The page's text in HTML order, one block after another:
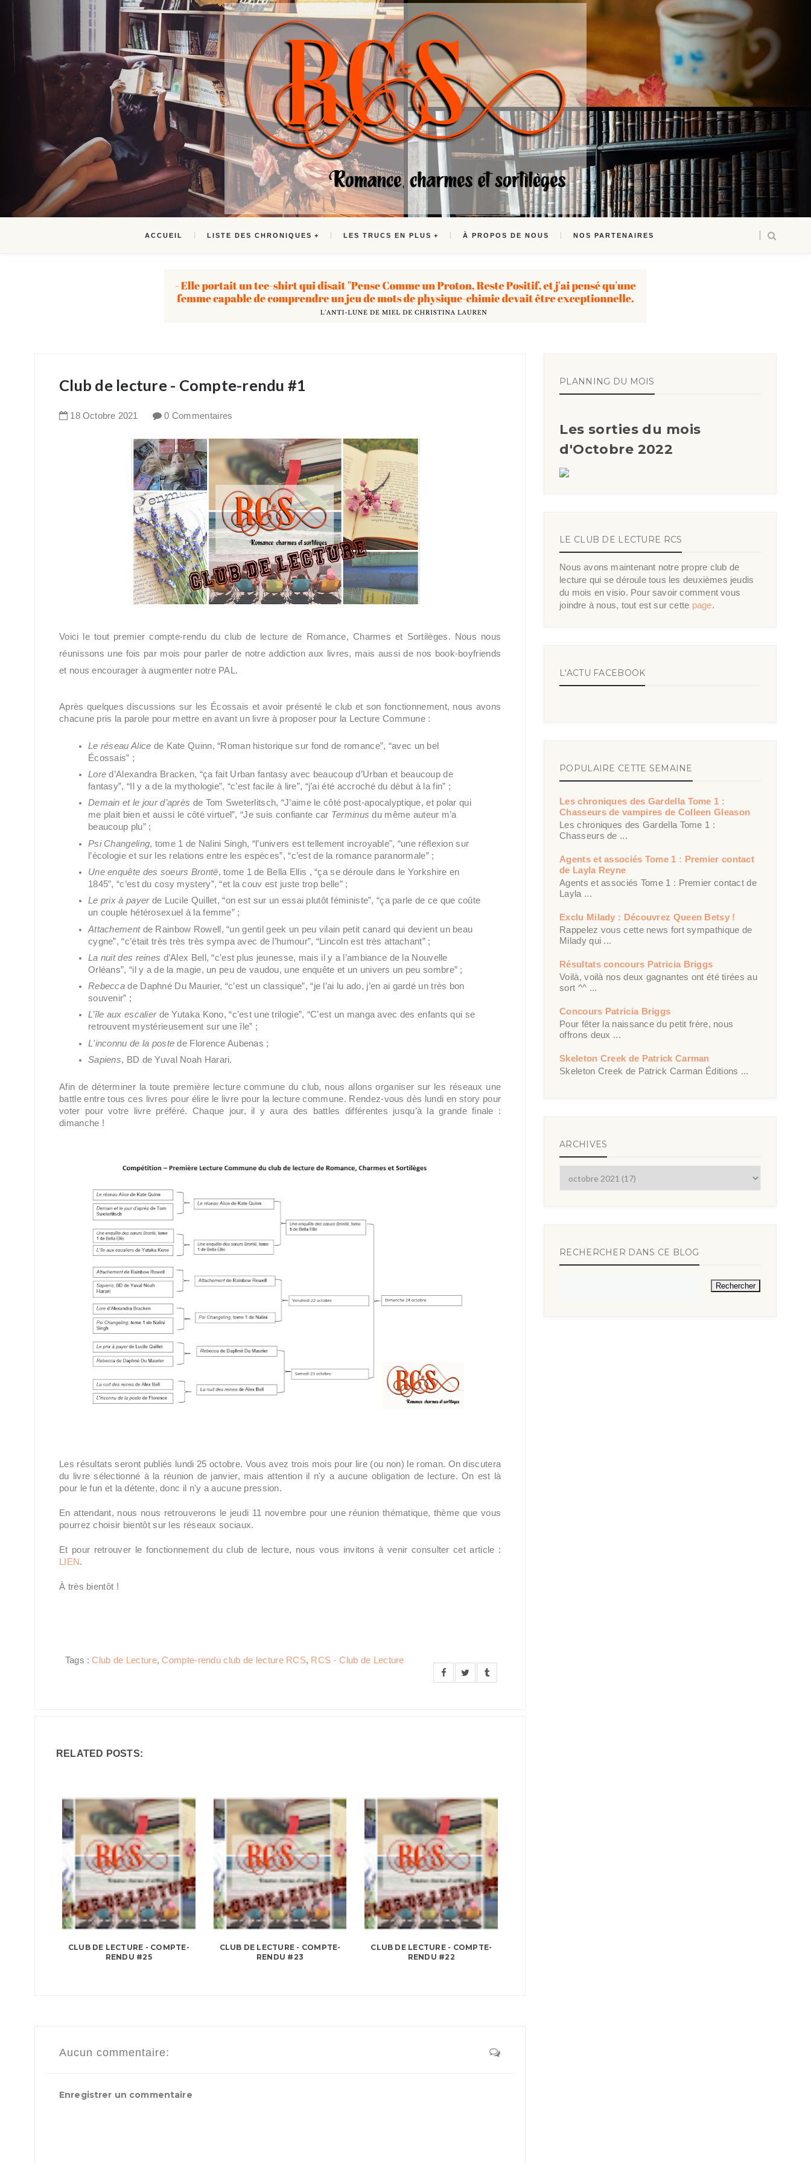
ACCUEIL LISTE DES CHRONIQUES LES TRUCS EN PLUS À PROPOS DE NOUS NOS PARTENAIRES
Club de lecture - Compte-rendu #1
18 Octobre 2021 0 Commentaires
Voici le tout premier compte-rendu du club de lecture de Romance, Charmes et Sortilèges. Nous nous
réunissons une fois par mois pour parler de notre addiction aux livres, mais aussi de nos book-boyfriends
et nous encourager à augmenter notre PAL.
Après quelques discussions sur les Écossais et avoir présenté le club et son fonctionnement, nous avons
chacune pris la parole pour mettre en avant un livre à proposer pour la Lecture Commune :
Le réseau Alice de Kate Quinn, “Roman historique sur fond de romance”, “avec un bel
Écossais” ;
Lore d’Alexandra Bracken, “ça fait Urban fantasy avec beaucoup d’Urban et beaucoup de
fantasy”, “Il y a de la mythologie”, “c’est facile à lire”, “j’ai été accroché du début à la fin” ;
Demain et le jour d’après de Tom Sweterlitsch, “J’aime le côté post-apocalyptique, et polar qui
me plait bien et aussi le côté virtuel”, “Je suis confiante car Terminus du même auteur m’a
beaucoup plu” ;
Psi Changeling, tome 1 de Nalini Singh, “l’univers est tellement incroyable", “une réflexion sur
l’écologie et sur les relations entre les espèces”, “c’est de la romance paranormale” ;
Une enquête des soeurs Brontë, tome 1 de Bella Ellis , “ça se déroule dans le Yorkshire en
1845”, “c’est du cosy mystery”, “et la couv est juste trop belle” ;
Le prix à payer de Lucile Quillet, “on est sur un essai plutôt féministe”, “ça parle de ce que coûte
un couple hétérosexuel à la femme” ;
Attachement de Rainbow Rowell, “un gentil geek un peu vilain petit canard qui devient un beau
cygne”, “c’était très très très sympa avec de l’humour”, “Lincoln est très attachant” ;
La nuit des reines d’Alex Bell, “c’est plus jeunesse, mais il y a l’ambiance de la Nouvelle
Orléans”, “il y a de la magie, un peu de vaudou, une enquête et un univers un peu sombre” ;
Rebecca de Daphné Du Maurier, “c’est un classique”, “je l’ai lu ado, j’en ai gardé un très bon
souvenir” ;
L’île aux escalier de Yutaka Kono, “c’est une trilogie”, “C’est un manga avec des enfants qui se
retrouvent mystérieusement sur une île” ;
L'inconnu de la poste de Florence Aubenas ;
Sapiens, BD de Yuval Noah Harari.
Afin de déterminer la toute première lecture commune du club, nous allons organiser sur les réseaux une
battle entre tous ces livres pour élire le livre pour la lecture commune. Rendez-vous dès lundi en story pour
voter pour votre livre préféré. Chaque jour, il y aura des battles différentes jusqu’à la grande finale :
dimanche !
Les résultats seront publiés lundi 25 octobre. Vous avez trois mois pour lire (ou non) le roman. On discutera
du livre sélectionné à la réunion de janvier, mais attention il n'y a aucune obligation de lecture. On est là
pour le fun et la détente, donc il n'y a aucune pression.
En attendant, nous nous retrouverons le jeudi 11 novembre pour une réunion thématique, thème que vous
pourrez choisir bientôt sur les réseaux sociaux.
LIEN.
À très bientôt !
Tags :Club de Lecture,Compte-rendu club de lecture RCS, RCS - Club de Lecture
RELATED POSTS:
CLUB DE LECTURE - COMPTE-
RENDU #25
CLUB DE LECTURE - COMPTE-
RENDU #23
CLUB DE LECTURE - COMPTE-
RENDU #22
Aucun commentaire:
Enregistrer un commentaire
PLANNING DU MOIS
Les sorties du mois
d'Octobre 2022
LE CLUB DE LECTURE RCS
Nous avons maintenant notre propre club de
lecture qui se déroule tous les deuxièmes jeudis
du mois en visio. Pour savoir comment vous
joindre à nous, tout est sur cette page.
L'ACTU FACEBOOK
POPULAIRE CETTE SEMAINE
Les chroniques des Gardella Tome 1 :
Chasseurs de vampires de Colleen Gleason
Les chroniques des Gardella Tome 1 :
Chasseurs de ...
Agents et associés Tome 1 : Premier contact
de Layla Reyne
Agents et associés Tome 1 : Premier contact de
Layla ...
Exclu Milady : Découvrez Queen Betsy !
Rappelez vous cette news fort sympathique de
Milady qui ...
Résultats concours Patricia Briggs
Voilà, voilà nos deux gagnantes ont été tirées au
sort ^^ ...
Concours Patricia Briggs
Pour fêter la naissance du petit frère, nous
offrons deux ...
Skeleton Creek de Patrick Carman
Skeleton Creek de Patrick Carman Éditions ...
ARCHIVES
RECHERCHER DANS CE BLOG